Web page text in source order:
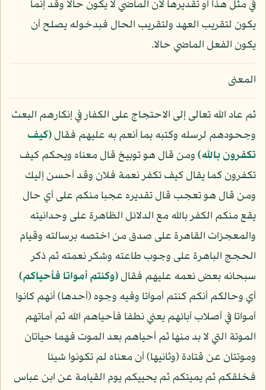
في مثل هذا أو تقديرها لأن الماضي لا يكون حالا وقد إنما
يكون لتقريب العهد ولتقريب الحال فبدخوله يصلح أن
يكون الفعل الماضي حالا.
المعنى
ثم عاد الله تعالى إلى الاحتجاج على الكفار في إنكارهم البعث
وجحودهم لرسله وكتبه بما أنعم به عليهم فقال﴿كيف
تكفرون بالله﴾ومن قال هو توبيخ قال معناه ويحكم كيف
تكفرون كما يقال كيف تكفر نعمة فلان وقد أحسن إليك
ومن قال هو تعجب قال تقديره عجبا منكم على أي حال
يقع منكم الكفر بالله مع الدلائل الظاهرة على وحدانيته
والمعجزات القاهرة على صدق من اختصه برسالته وقيام
الحجج الباهرة على وجوب طاعته وشكر نعمته ثم ذكر
سبحانه بعض نعمه عليهم فقال﴿وكنتم أمواتا فأحياكم﴾
أي وحالكم أنكم كنتم أمواتا وفيه وجوه (أحدها) أنهم كانوا
أمواتا في أصلاب آبائهم يعني نطفا فأحياهم الله ثم أماتهم
الموتة التي لا بد منها ثم أحياهم بعد الموت فهما حياتان
وموتتان عن قتادة (وثانيها) أن معناه لم تكونوا شيئا
فخلقكم ثم يميتكم ثم يحييكم يوم القيامة عن ابن عباس